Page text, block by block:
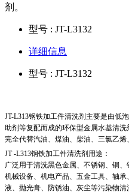
剂。
型号 : JT-L3132
详细信息
型号 : JT-L3132
JT-L313钢铁加工件清洗剂主要是由低
助剂等复配而成的环保型金属水基清
完全代替汽油、煤油、柴油、三氯乙烯
JT -L313钢铁加工件清洗剂
广泛用于清洗黑色金属、不锈钢、铜
机械设备、机电产品、五金工具、轴
液、抛光膏、防锈油、灰尘等污染物清